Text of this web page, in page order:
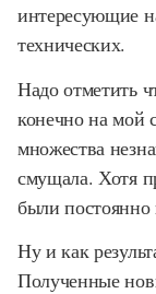
интересующие
технических.
Надо отметить
конечно на мой
множества
смущала. Хотя
были постоянно
Ну и как
Полученные